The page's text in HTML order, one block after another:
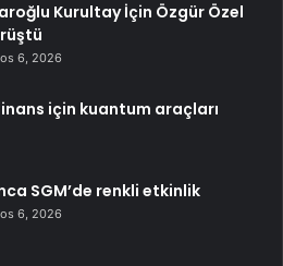
Kurultay İçin Özgür Özel
6, 2026
için kuantum araçları
SGM’de renkli etkinlik
6, 2026